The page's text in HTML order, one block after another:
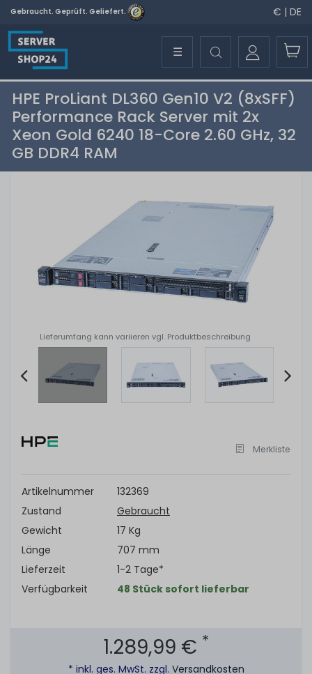
Gebraucht. Geprüft. Geliefert. € | DE
☰
HPE ProLiant DL360 Gen10 V2 (8xSFF)
Performance Rack Server mit 2x
Xeon Gold 6240 18-Core 2.60 GHz, 32
GB DDR4 RAM
Lieferumfang kann variieren vgl. Produktbeschreibung
of
Merkliste
Artikelnummer
132369
Zustand
Gebraucht
Gewicht
17 Kg
Länge
707 mm
Lieferzeit
1-2 Tage*
Verfügbarkeit
48 Stück sofort lieferbar
1.289,99 € *
* inkl. ges. MwSt. zzgl. Versandkosten